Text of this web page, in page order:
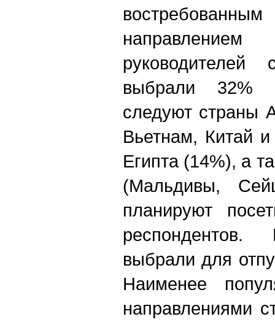
выбрали 32%
следуют страны
Вьетнам, Китай
Египта (14%), а
(Мальдивы,
планируют
респондентов.
выбрали для
Наименее
направлениями